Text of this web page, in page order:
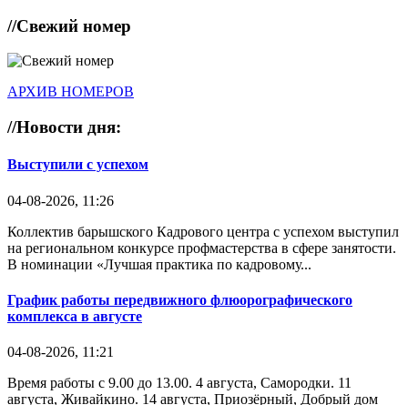
//Свежий номер
АРХИВ НОМЕРОВ
//Новости дня:
Выступили с успехом
04-08-2026, 11:26
Коллектив барышского Кадрового центра с успехом выступил
на региональном конкурсе профмастерства в сфере занятости.
В номинации «Лучшая практика по кадровому...
График работы передвижного флюорографического
комплекса в августе
04-08-2026, 11:21
Время работы с 9.00 до 13.00. 4 августа, Самородки. 11
августа, Живайкино. 14 августа, Приозёрный, Добрый дом